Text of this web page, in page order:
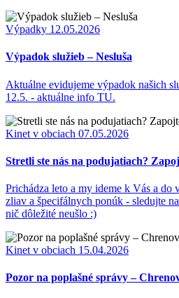
Výpadky 12.05.2026
Výpadok služieb – Nesluša
Aktuálne evidujeme výpadok našich
12.5. - aktuálne info TU.
Kinet v obciach 07.05.2026
Stretli ste nás na podujatiach?
Prichádza leto a my ideme k Vás a do
zliav a špecifálnych ponúk - sledujte
nič dôležité neušlo :)
Kinet v obciach 15.04.2026
Pozor na poplašné správy –